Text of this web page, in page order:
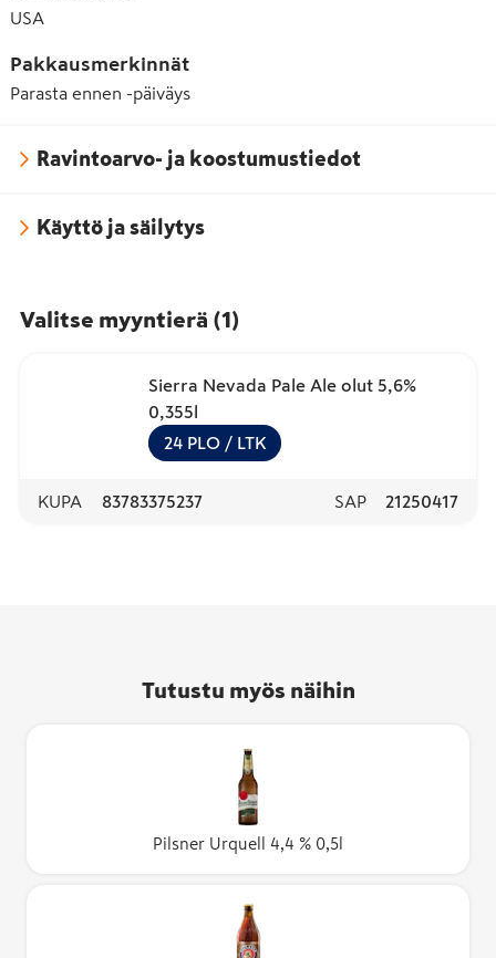
USA
Pakkausmerkinnät
Parasta ennen -päiväys
Ravintoarvo- ja koostumustiedot
Käyttö ja säilytys
Valitse myyntierä (1)
Sierra Nevada Pale Ale olut 5,6%
0,355l
24 PLO / LTK
KUPA 83783375237 SAP 21250417
Tutustu myös näihin
Pilsner Urquell 4,4 % 0,5l